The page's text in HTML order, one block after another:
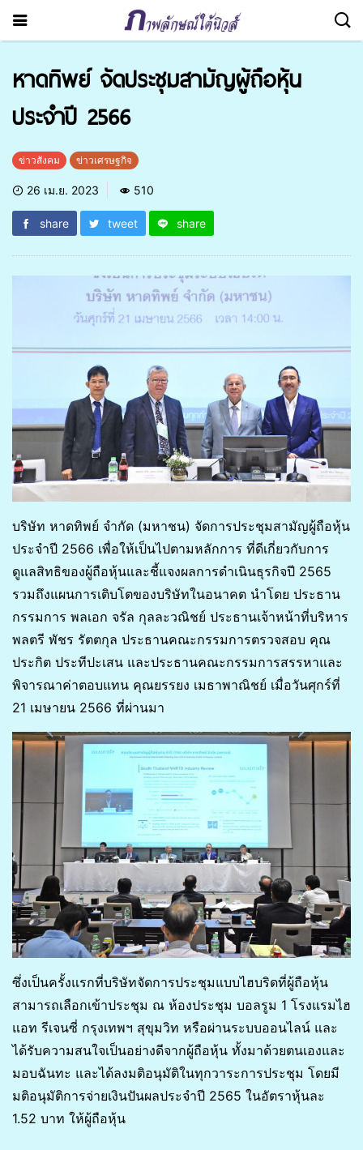
หาดทิพย์ จัดประชุมสามัญผู้ถือหุ้น
ประจำปี 2566
ข่าวสังคม ข่าวเศรษฐกิจ
26 เม.ย. 2023 510
share tweet share
บริษัท หาดทิพย์ จำกัด (มหาชน) จัดการประชุมสามัญผู้ถือหุ้น
ประจำปี 2566 เพื่อให้เป็นไปตามหลักการ ที่ดีเกี่ยวกับการ
ดูแลสิทธิของผู้ถือหุ้นและชี้แจงผลการดำเนินธุรกิจปี 2565
รวมถึงแผนการเติบโตของบริษัทในอนาคต นำโดย ประธาน
กรรมการ พลเอก จรัล กุลละวณิชย์ ประธานเจ้าหน้าที่บริหาร
พลตรี พัชร รัตตกุล ประธานคณะกรรมการตรวจสอบ คุณ
ประกิต ประทีปะเสน และประธานคณะกรรมการสรรหาและ
พิจารณาค่าตอบแทน คุณยรรยง เมธาพาณิชย์ เมื่อวันศุกร์ที่
21 เมษายน 2566 ที่ผ่านมา
ซึ่งเป็นครั้งแรกที่บริษัทจัดการประชุมแบบไฮบริดที่ผู้ถือหุ้น
สามารถเลือกเข้าประชุม ณ ห้องประชุม บอลรูม 1 โรงแรมไฮ
แอท รีเจนซี่ กรุงเทพฯ สุขุมวิท หรือผ่านระบบออนไลน์ และ
ได้รับความสนใจเป็นอย่างดีจากผู้ถือหุ้น ทั้งมาด้วยตนเองและ
มอบฉันทะ และได้ลงมติอนุมัติในทุกวาระการประชุม โดยมี
มติอนุมัติการจ่ายเงินปันผลประจำปี 2565 ในอัตราหุ้นละ
1.52 บาท ให้ผู้ถือหุ้น